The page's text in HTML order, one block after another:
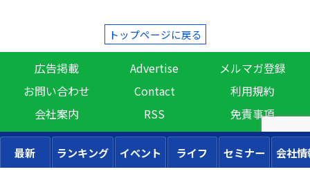
トップページに戻る
広告掲載 Advertise
メルマガ登録
お問い合わせ
Contact
利用規約
会社案内
RSS 免責事項
最新 ランキング イベント ライフ セミナー 会社